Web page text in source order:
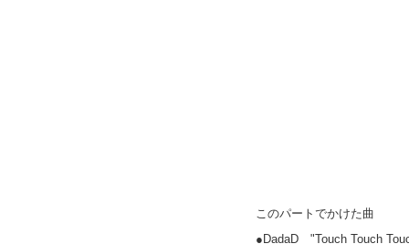
このパートでかけた曲
●DadaD "Touch Touch